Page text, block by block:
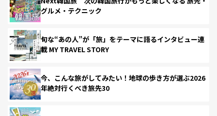
グルメ・テクニック
旬な“あの人”が「旅」をテーマに語るインタビュー連
載 MY TRAVEL STORY
今、こんな旅がしてみたい！地球の歩き方が選ぶ2026
年絶対行くべき旅先30